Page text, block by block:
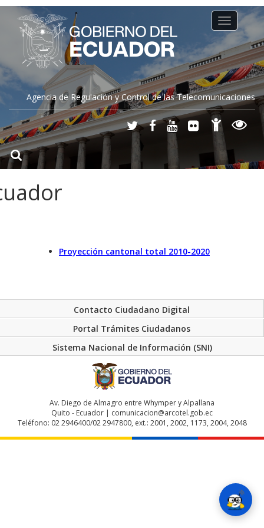
Agencia de Regulación y Control de las Telecomunicaciones
Toggle
navigation
Proyección cantonal total 2010-2020
Contacto Ciudadano Digital
Portal Trámites Ciudadanos
Sistema Nacional de Información (SNI)
Av. Diego de Almagro entre Whymper y Alpallana
Quito - Ecuador | comunicacion@arcotel.gob.ec
Teléfono: 02 2946400/02 2947800, ext.: 2001, 2002, 1173, 2004, 2048